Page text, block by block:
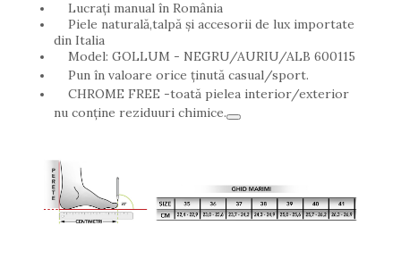
Lucrați manual în România
Piele naturală,talpă și accesorii de lux importate
din Italia
Model: GOLLUM - NEGRU/AURIU/ALB 600115
Pun în valoare orice ținută casual/sport.
CHROME FREE -toată pielea interior/exterior
nu conține reziduuri chimice.